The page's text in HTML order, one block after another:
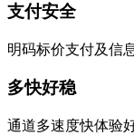
支付安全
明码标价支付及信
多快好稳
通道多速度快体验